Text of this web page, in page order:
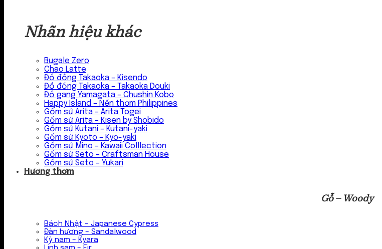
Nhãn hiệu khác
Bugale Zero
Chao Latte
Đồ đồng Takaoka – Kisendo
Đồ đồng Takaoka – Takaoka Douki
Đồ gang Yamagata – Chushin Kobo
Happy Island – Nến thơm Philippines
Gốm sứ Arita – Arita Togei
Gốm sứ Arita – Kisen by Shobido
Gốm sứ Kutani – Kutani-yaki
Gốm sứ Kyoto – Kyo-yaki
Gốm sứ Mino – Kawaii Colllection
Gốm sứ Seto – Craftsman House
Gốm sứ Seto – Yukari
Hương thơm
Gỗ – Woody
Bách Nhật – Japanese Cypress
Đàn hương – Sandalwood
Kỳ nam – Kyara